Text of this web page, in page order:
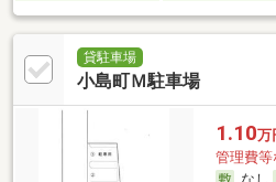
貸駐車場
小島町Ｍ駐車場
1.10万
管理費等